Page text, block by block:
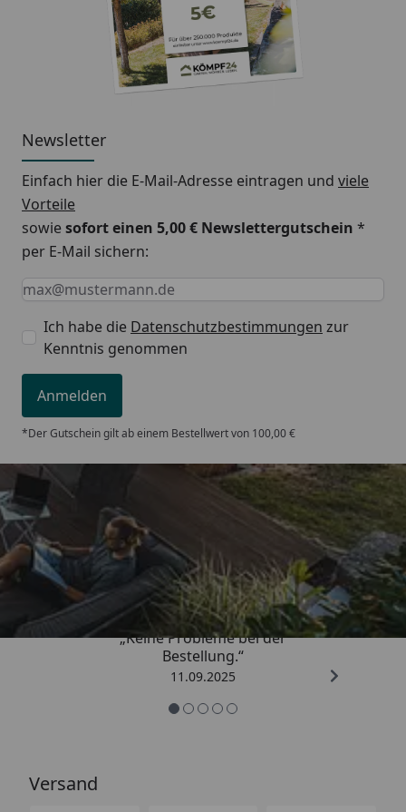
Newsletter
Einfach hier die E-Mail-Adresse eintragen und viele
Vorteile
sowiesofort einen 5,00 € Newslettergutschein *
per E-Mail sichern:
Keine Eingabe erforderlich
Eingabe erforderlich
E-Mail *
Ich habe die Datenschutzbestimmungen zur
Kenntnis genommen
Anmelden
*Der Gutschein gilt ab einem Bestellwert von 100,00 €
Trusted Shops
5,00/ 5
„Keine Probleme bei der
Bestellung.“
11.09.2025
Versand